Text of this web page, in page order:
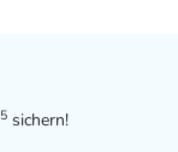
5 sichern!